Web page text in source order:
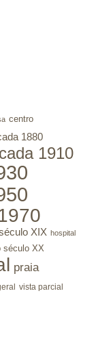
centro
1880
1910
XIX hospital
século XX
praia
vista parcial